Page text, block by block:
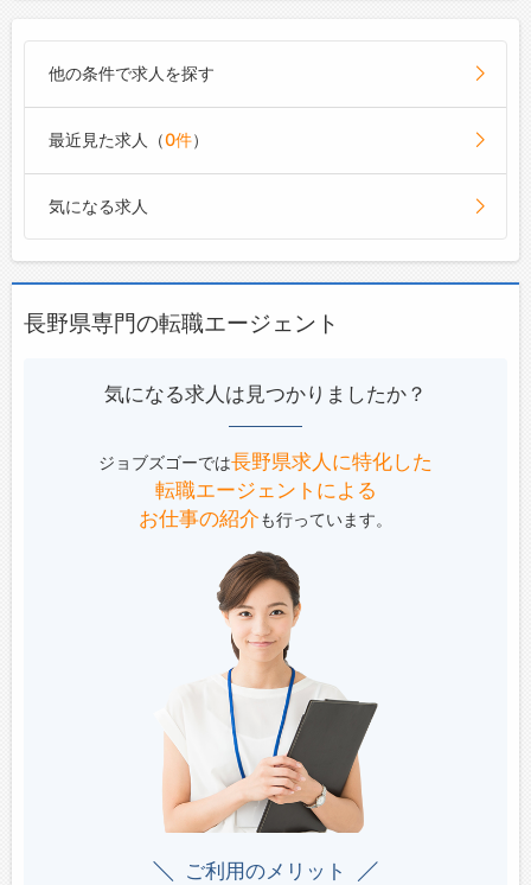
他の条件で求人を探す
最近見た求人（0件）
気になる求人
長野県専門の転職エージェント
気になる求人は見つかりましたか？
ジョブズゴーでは長野県求人に特化した
転職エージェントによる
お仕事の紹介も行っています。
ご利用のメリット